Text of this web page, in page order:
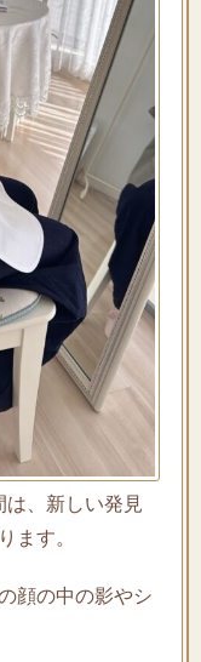
は、新しい発見
ます。
顔の中の影やシ